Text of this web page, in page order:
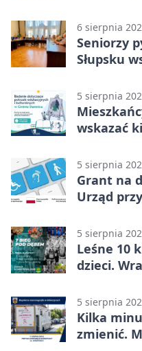
6 sierpnia
Seniorzy
Słupsku
5 sierpnia
wskazać
5 sierpnia
Grant na
Urząd
5 sierpnia
Leśne 10
dzieci.
5 sierpnia
Kilka
zmienić.